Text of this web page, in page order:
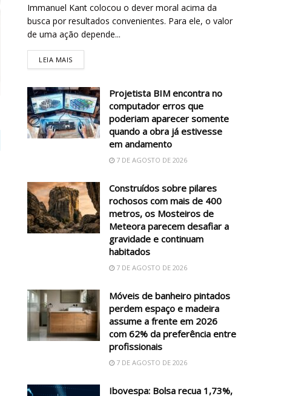
Immanuel Kant colocou o dever moral acima da
busca por resultados convenientes. Para ele, o valor
de uma ação depende...
LEIA MAIS
Projetista BIM encontra no
computador erros que
poderiam aparecer somente
quando a obra já estivesse
em andamento
7 DE AGOSTO DE 2026
Construídos sobre pilares
rochosos com mais de 400
metros, os Mosteiros de
Meteora parecem desafiar a
gravidade e continuam
habitados
7 DE AGOSTO DE 2026
Móveis de banheiro pintados
perdem espaço e madeira
assume a frente em 2026
com 62% da preferência entre
profissionais
7 DE AGOSTO DE 2026
Ibovespa: Bolsa recua 1,73%,